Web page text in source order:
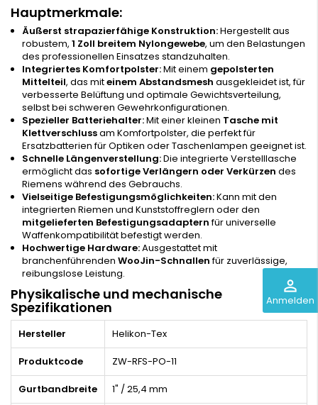
perm_identity
Anmelden
Hauptmerkmale:
Äußerst strapazierfähige Konstruktion:Hergestellt aus
robustem, 1 Zoll breitem Nylongewebe, um den Belastungen
des professionellen Einsatzes standzuhalten.
Integriertes Komfortpolster:Mit einem gepolsterten
Mittelteil, das miteinem Abstandsmesh ausgekleidet ist, für
verbesserte Belüftung und optimale Gewichtsverteilung,
selbst bei schweren Gewehrkonfigurationen.
Spezieller Batteriehalter:Mit einer kleinen Tasche mit
Klettverschlussam Komfortpolster, die perfekt für
Ersatzbatterien für Optiken oder Taschenlampen geeignet ist.
Schnelle Längenverstellung:Die integrierte Verstelllasche
ermöglicht das sofortige Verlängern oder Verkürzen des
Riemens während des Gebrauchs.
Vielseitige Befestigungsmöglichkeiten:Kann mit den
integrierten Riemen und Kunststoffreglern oder den
mitgelieferten Befestigungsadapternfür universelle
Waffenkompatibilität befestigt werden.
Hochwertige Hardware:Ausgestattet mit
branchenführenden WooJin-Schnallenfür zuverlässige,
reibungslose Leistung.
Physikalische und mechanische
Spezifikationen
Hersteller Helikon-Tex
Produktcode ZW-RFS-PO-11
Gurtbandbreite 1" / 25,4 mm